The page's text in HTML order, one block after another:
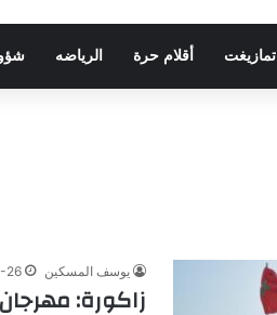
تمازيغت أقلام حرة الرياضه
يوسف المسكين 26
زاكورة: